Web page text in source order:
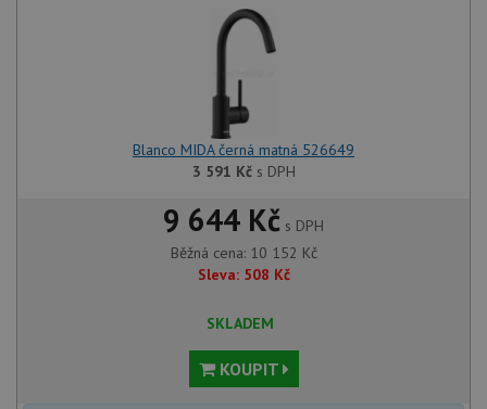
Blanco MIDA černá matná 526649
3 591 Kčs DPH
9 644 Kč s DPH
Běžná cena: 10 152 Kč
Sleva: 508 Kč
SKLADEM
KOUPIT